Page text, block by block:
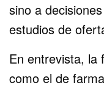
sino a
estudios de
En entrevista, la
como el de